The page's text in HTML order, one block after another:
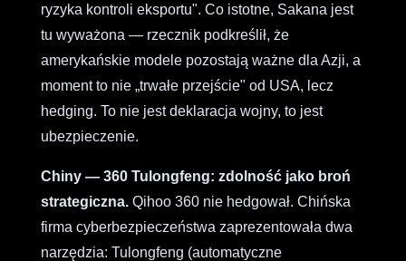
ryzyka kontroli eksportu". Co istotne, Sakana jest
tu wyważona — rzecznik podkreślił, że
amerykańskie modele pozostają ważne dla Azji, a
moment to nie „trwałe przejście" od USA, lecz
hedging. To nie jest deklaracja wojny, to jest
ubezpieczenie.
Chiny — 360 Tulongfeng: zdolność jako broń
strategiczna.Qihoo 360 nie hedgował. Chińska
firma cyberbezpieczeństwa zaprezentowała dwa
narzędzia: Tulongfeng (automatyczne